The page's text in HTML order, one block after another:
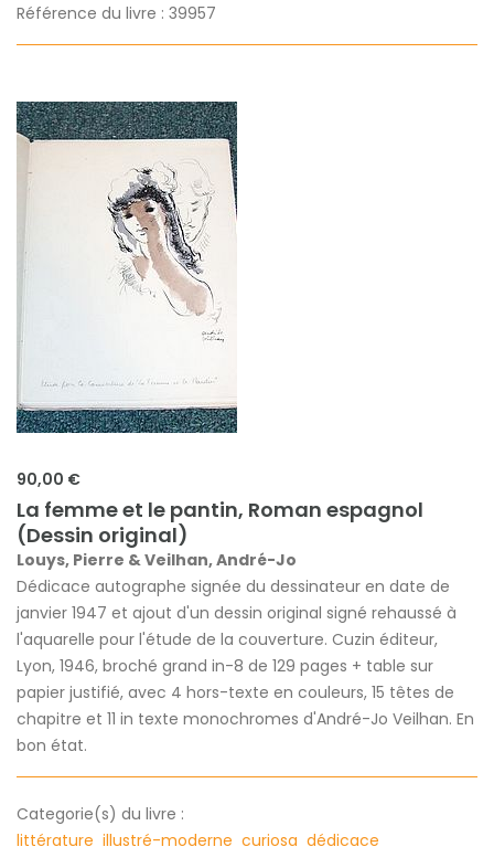
Référence du livre : 39957
90,00 €
La femme et le pantin, Roman espagnol
(Dessin original)
Louys, Pierre & Veilhan, André-Jo
Dédicace autographe signée du dessinateur en date de
janvier 1947 et ajout d'un dessin original signé rehaussé à
l'aquarelle pour l'étude de la couverture. Cuzin éditeur,
Lyon, 1946, broché grand in-8 de 129 pages + table sur
papier justifié, avec 4 hors-texte en couleurs, 15 têtes de
chapitre et 11 in texte monochromes d'André-Jo Veilhan. En
bon état.
Categorie(s) du livre :
littérature illustré-moderne curiosa dédicace